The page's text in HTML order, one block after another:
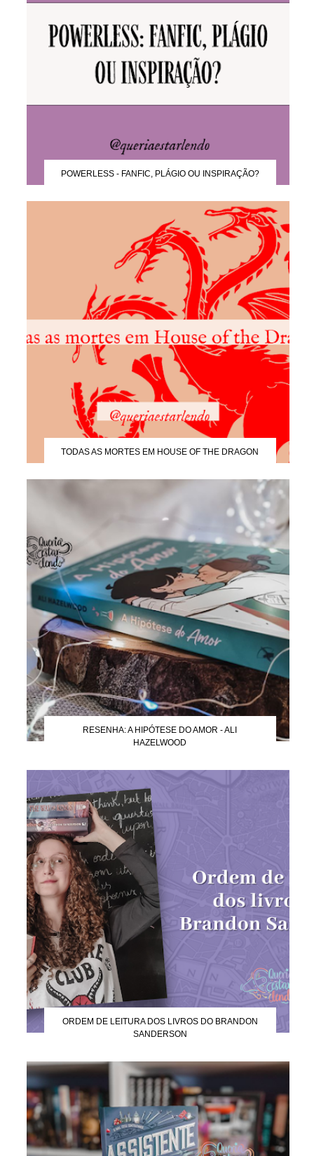
POWERLESS - FANFIC, PLÁGIO OU INSPIRAÇÃO?
TODAS AS MORTES EM HOUSE OF THE DRAGON
RESENHA: A HIPÓTESE DO AMOR - ALI
HAZELWOOD
ORDEM DE LEITURA DOS LIVROS DO BRANDON
SANDERSON